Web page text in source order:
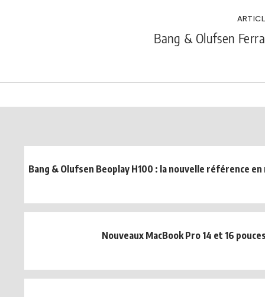
Bang & Olufsen
Bang & Olufsen Beoplay H100 : la nouvelle référence
Nouveaux MacBook Pro 14 et 16